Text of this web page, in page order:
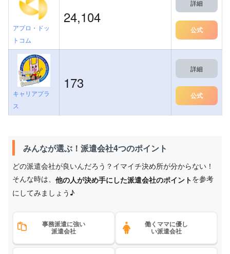
アプロ・ドッ
トコム
24,104
詳細
公式
キャリアプラ
ス
173
詳細
公式
みんなが選ぶ！派遣会社4つのポイント
どの派遣会社が良いんだろう？イマイチ決め所が分からない！
そんな時は、 他の人が決め手にした派遣会社のポイントを参考
にしてみましょう♪
事務派遣に強い
派遣会社
働くママに優し
い派遣会社